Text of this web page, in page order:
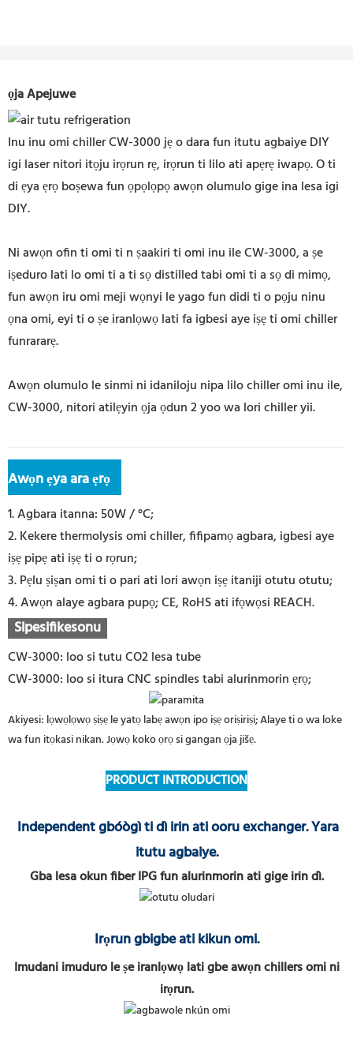
ọja Apejuwe
Inu inu omi chiller CW-3000 jẹ o dara fun itutu agbaiye DIY
igi laser nitori itọju irọrun rẹ, irọrun ti lilo ati apẹrẹ iwapọ. O ti
di ẹya ẹrọ boṣewa fun ọpọlọpọ awọn olumulo gige ina lesa igi
DIY.
Ni awọn ofin ti omi ti n ṣaakiri ti omi inu ile CW-3000, a ṣe
iṣeduro lati lo omi ti a ti sọ distilled tabi omi ti a sọ di mimọ,
fun awọn iru omi meji wọnyi le yago fun didi ti o pọju ninu
ọna omi, eyi ti o ṣe iranlọwọ lati fa igbesi aye iṣẹ ti omi chiller
funrararẹ.
Awọn olumulo le sinmi ni idaniloju nipa lilo chiller omi inu ile,
CW-3000, nitori atilẹyin ọja ọdun 2 yoo wa lori chiller yii.
Awọn ẹya ara ẹrọ
1. Agbara itanna: 50W / °C;
2. Kekere thermolysis omi chiller, fifipamọ agbara, igbesi aye
iṣẹ pipẹ ati iṣẹ ti o rọrun;
3. Pẹlu ṣiṣan omi ti o pari ati lori awọn iṣẹ itaniji otutu otutu;
4. Awọn alaye agbara pupọ; CE, RoHS ati ifọwọsi REACH.
Sipesifikesonu
CW-3000: loo si tutu CO2 lesa tube
CW-3000: loo si itura CNC spindles tabi alurinmorin ẹrọ;
Akiyesi: lọwọlọwọ ṣiṣẹ le yatọ labẹ awọn ipo iṣẹ oriṣiriṣi; Alaye ti o wa loke
wa fun itọkasi nikan. Jọwọ koko ọrọ si gangan ọja jišẹ.
PRODUCT INTRODUCTION
Independent gbóògì ti dì irin ati ooru exchanger. Yara
itutu agbaiye.
Gba lesa okun fiber IPG fun alurinmorin ati gige irin dì.
Irọrun gbigbe ati kikun omi.
Imudani imuduro le ṣe iranlọwọ lati gbe awọn chillers omi ni
irọrun.